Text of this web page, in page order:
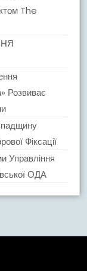
The
Розвиває
Фіксації
Управління
ОДА